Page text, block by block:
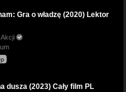
Gra o władzę (2020) Lektor
dusza (2023) Cały film PL